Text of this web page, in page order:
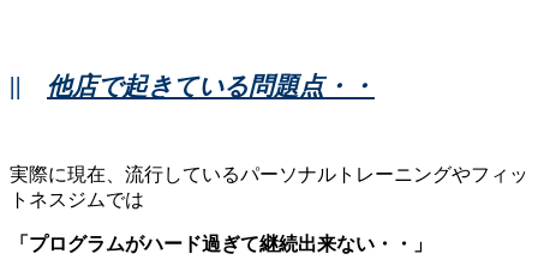
|| 他店で起きている問題点・・
実際に現在、流行しているパーソナルトレーニングやフィッ
トネスジムでは
「プログラムがハード過ぎて継続出来ない・・」